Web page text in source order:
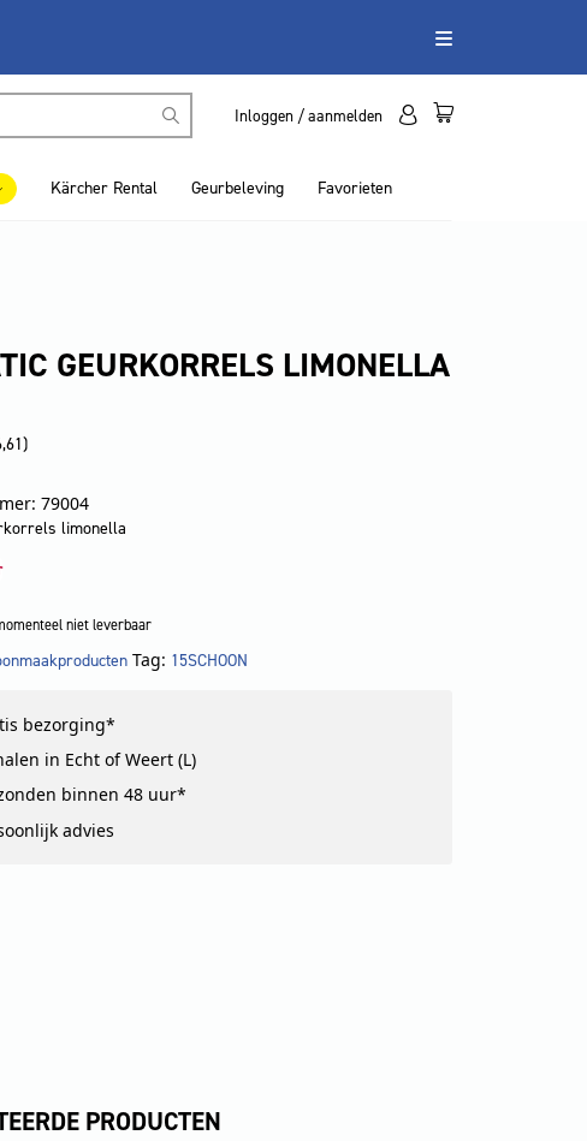
Inloggen / aanmelden
Kärcher Rental Geurbeleving Favorieten
GEURKORRELS LIMONELLA
)
79004
limonella
niet leverbaar
Tag: 15SCHOON
bezorging*
in Echt of Weert (L)
binnen 48 uur*
advies
PRODUCTEN